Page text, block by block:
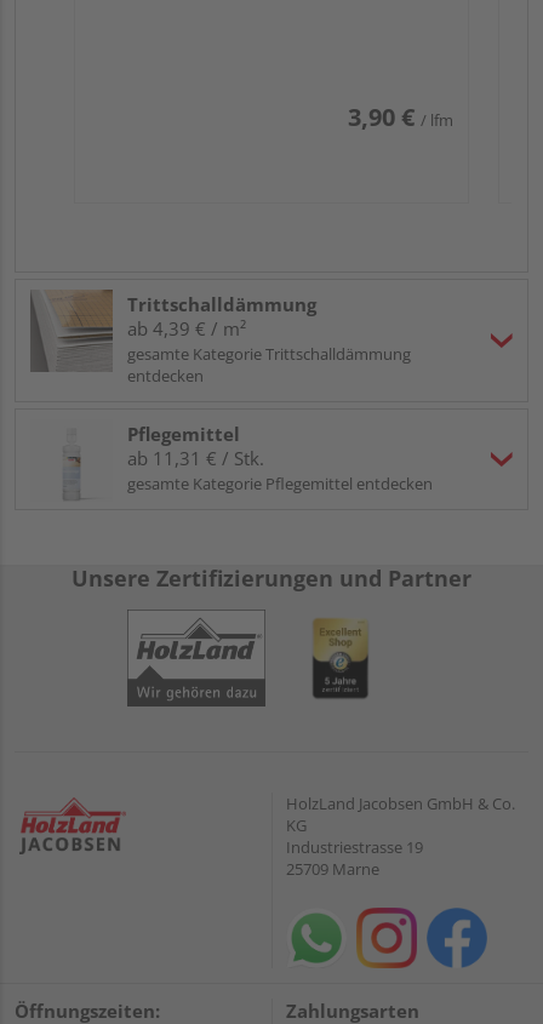
3,90 € / lfm
Trittschalldämmung
ab 4,39 € / m²
gesamte Kategorie Trittschalldämmung
entdecken
Pflegemittel
ab 11,31 € / Stk.
gesamte Kategorie Pflegemittel entdecken
Unsere Zertifizierungen und Partner
HolzLand Jacobsen GmbH & Co.
KG
Industriestrasse 19
25709 Marne
Öffnungszeiten: Zahlungsarten